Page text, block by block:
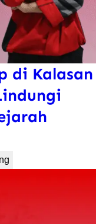
di Kalasan